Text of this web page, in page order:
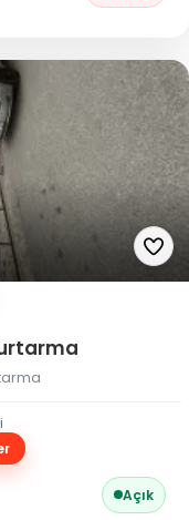
Açık